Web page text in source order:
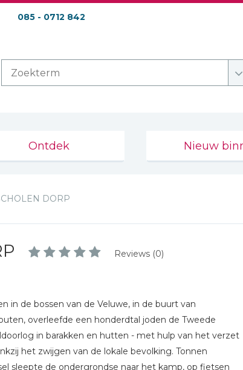
085 - 0712 842
Ontdek Nieuw
DORP
Reviews (0)
in de bossen van de Veluwe, in de buurt van
overleefde een honderdtal joden de Tweede
in barakken en hutten - met hulp van het verzet
het zwijgen van de lokale bevolking. Tonnen
sleepte de ondergrondse naar het kamp, op fietsen